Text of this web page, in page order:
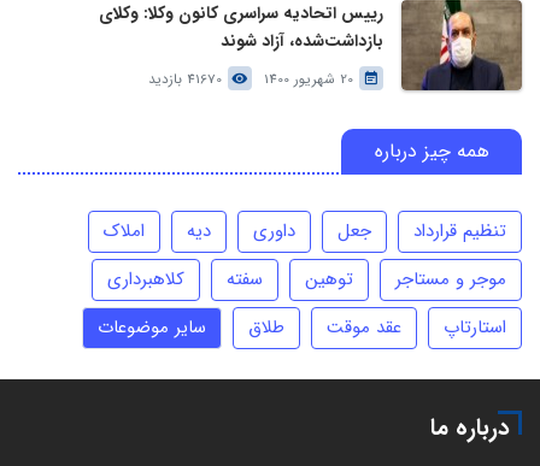
رییس اتحادیه سراسری کانون وکلا: وکلای
بازداشت‌شده، آزاد شوند
20 شهریور 1400 41670 بازدید
همه چیز درباره
تنظیم قرارداد جعل داوری دیه
املاک
موجر و مستاجر
توهین سفته
کلاهبرداری
استارتاپ
عقد موقت طلاق سایر موضوعات
درباره ما